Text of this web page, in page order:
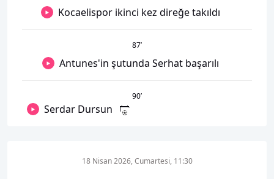
Kocaelispor ikinci kez direğe takıldı
87’
Antunes'in şutunda Serhat başarılı
90’
Serdar Dursun
18 Nisan 2026, Cumartesi, 11:30